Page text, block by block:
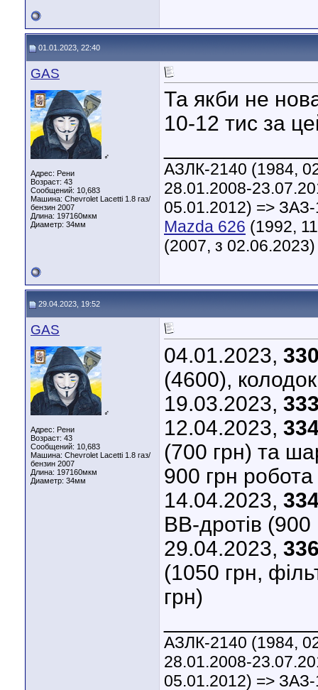
01.01.2023, 22:40
GAS
♂
Адрес: Рени
Возраст: 43
Сообщений: 10,683
Машина: Chevrolet Lacetti 1.8 газ/
бензин 2007
Длина: 197160мкм
Диаметр: 34мм
Та якби не
10-12 тис за
АЗЛК-2140 (1984,
28.01.2008-
05.01.2012) =>
Mazda 626 (1992,
(2007, з 02.06.2023)
29.04.2023, 19:52
GAS
♂
Адрес: Рени
Возраст: 43
Сообщений: 10,683
Машина: Chevrolet Lacetti 1.8 газ/
бензин 2007
Длина: 197160мкм
Диаметр: 34мм
04.01.2023,
(4600),
19.03.2023,
12.04.2023,
(700 грн) та
900 грн робота
14.04.2023,
ВВ-дротів (900
29.04.2023,
(1050 грн,
грн)
АЗЛК-2140 (1984,
28.01.2008-
05.01.2012) =>